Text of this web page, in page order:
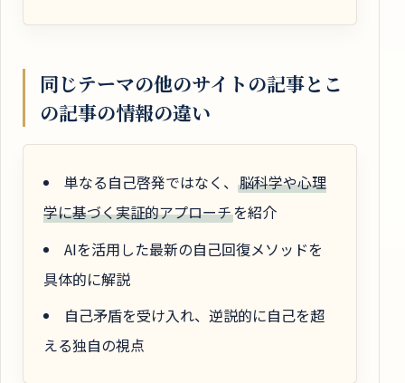
同じテーマの他のサイトの記事とこ
の記事の情報の違い
単なる自己啓発ではなく、 脳科学や心理
学に基づく実証的アプローチを紹介
AIを活用した最新の自己回復メソッドを
具体的に解説
自己矛盾を受け入れ、逆説的に自己を超
える独自の視点